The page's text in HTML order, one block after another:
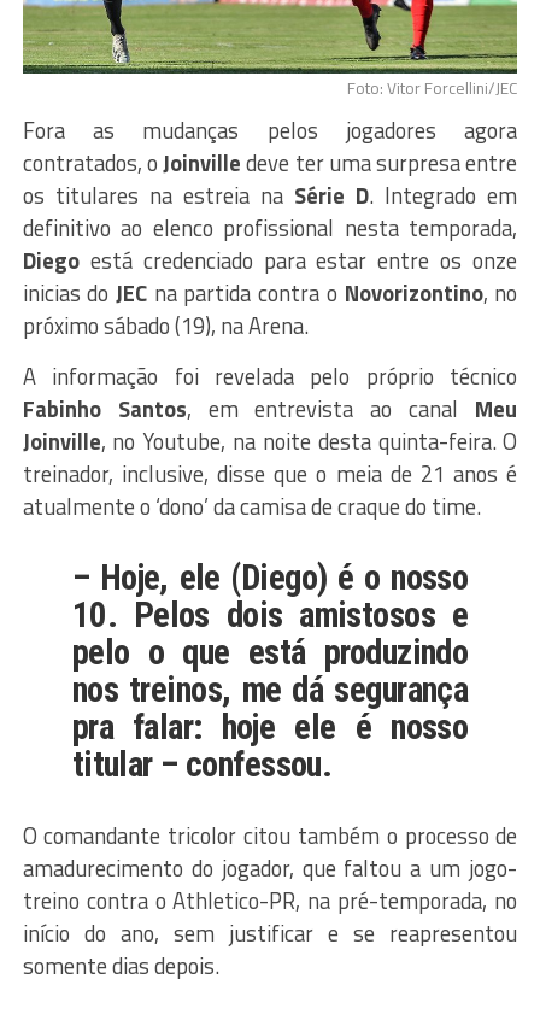
Foto: Vitor Forcellini/JEC
Fora as mudanças pelos jogadores agora
contratados, oJoinvilledeve ter uma surpresa entre
os titulares na estreia na Série D. Integrado em
definitivo ao elenco profissional nesta temporada,
Diegoestá credenciado para estar entre os onze
inicias doJEC na partida contra o Novorizontino, no
próximo sábado (19), na Arena.
A informação foi revelada pelo próprio técnico
Fabinho Santos, em entrevista ao canal Meu
Joinville, no Youtube, na noite desta quinta-feira. O
treinador, inclusive, disse que o meia de 21 anos é
atualmente o ‘dono’ da camisa de craque do time.
– Hoje, ele (Diego) é o nosso
10. Pelos dois amistosos e
pelo o que está produzindo
nos treinos, me dá segurança
pra falar: hoje ele é nosso
titular – confessou.
O comandante tricolor citou também o processo de
amadurecimento do jogador, que faltou a um jogo-
treino contra o Athletico-PR, na pré-temporada, no
início do ano, sem justificar e se reapresentou
somente dias depois.